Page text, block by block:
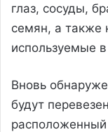
глаз, сосуды,
семян, а также
используемые
Вновь
будут